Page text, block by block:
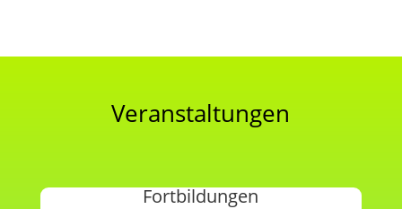
Veranstaltungen
Fortbildungen